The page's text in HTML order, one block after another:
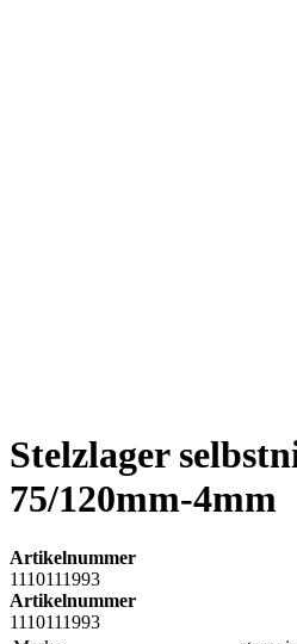
Stelzlager
75/120mm-4mm
Artikelnummer
1110111993
Artikelnummer
1110111993